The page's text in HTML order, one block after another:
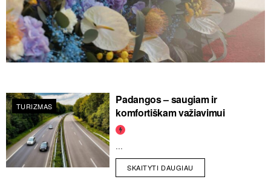
TURIZMAS
Padangos – saugiam ir
komfortiškam važiavimui
...
SKAITYTI DAUGIAU